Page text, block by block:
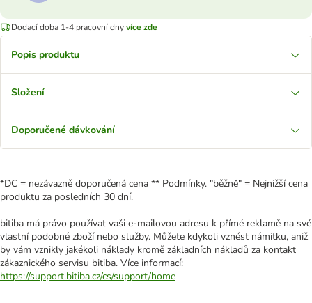
Dodací doba 1-4 pracovní dnyvíce zde
Popis produktu
Složení
Doporučené dávkování
*DC = nezávazně doporučená cena ** Podmínky. "běžně" = Nejnižší cena
produktu za posledních 30 dní.
bitiba má právo používat vaši e-mailovou adresu k přímé reklamě na své
vlastní podobné zboží nebo služby. Můžete kdykoli vznést námitku, aniž
by vám vznikly jakékoli náklady kromě základních nákladů za kontakt
zákaznického servisu bitiba. Více informací:
https://support.bitiba.cz/cs/support/home